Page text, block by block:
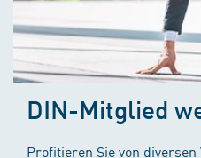
DIN-Mitglied
Profitieren Sie von